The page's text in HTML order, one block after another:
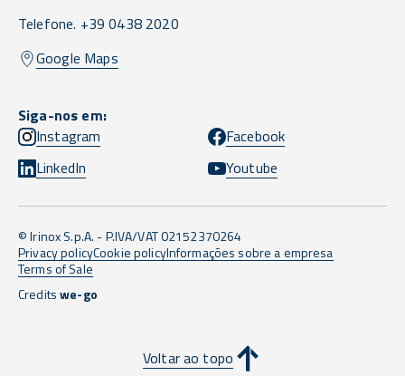
Telefone. +39 0438 2020
Google Maps
Siga-nos em:
Instagram
Facebook
LinkedIn
Youtube
© Irinox S.p.A. - P.IVA/VAT 02152370264
Privacy policyCookie policyInformações sobre a empresa
Terms of Sale
Creditswe-go
Voltar ao topo